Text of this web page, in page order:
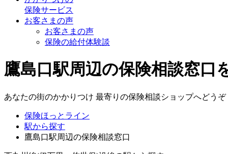
保険サービス
お客さまの声
お客さまの声
保険の給付体験談
鷹島口駅周辺の保険相談窓口
あなたの街のかかりつけ 最寄りの保険相談ショップへどうぞ
保険ほっとライン
駅から探す
鷹島口駅周辺の保険相談窓口